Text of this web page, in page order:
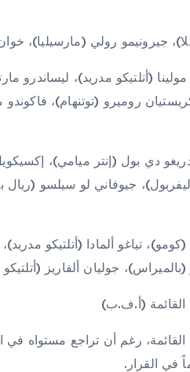
جيرونيمو رولي (مارسيليا)،
(أتلتيكو مدريد)، ليساندرو
روميرو (توتنهام)، فاكوندو
دي بول (إنتر ميامي)،
جيوفاني لو سيلسو (ريال
تياغو ألمادا (أتلتيكو
جوليان ألفاريز
القائمة (أ.ف.ب)
القائمة، رغم أن تراجع مستواه
في القرار.